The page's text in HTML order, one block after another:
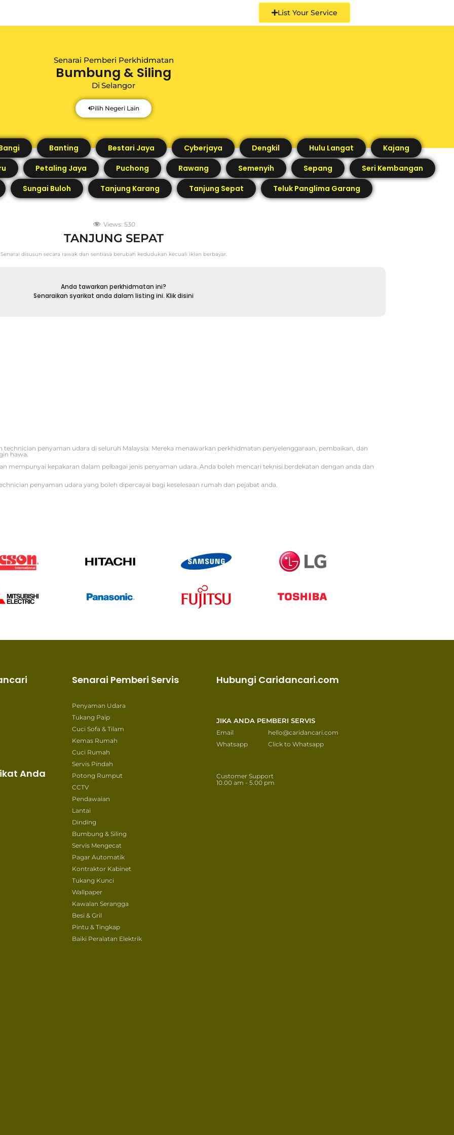
List Your Service
Senarai Pemberi Perkhidmatan
Bumbung & Siling
Di Selangor
Pilih Negeri Lain
Banting Bestari Jaya Cyberjaya Dengkil Hulu Langat
Kajang
Petaling Jaya Puchong Rawang Semenyih Sepang
Seri Kembangan
Sungai Buloh Tanjung Karang Tanjung Sepat Teluk Panglima Garang
Views: 530
TANJUNG SEPAT
Senarai disusun secara rawak dan sentiasa berubah kedudukan kecuali iklan berbayar.
Anda tawarkan perkhidmatan ini?
Senaraikan syarikat anda dalam listing ini. Klik disini
penyaman udara di seluruh Malaysia. Mereka menawarkan perkhidmatan penyelenggaraan, pembaikan, dan
hawa.
mempunyai kepakaran dalam pelbagai jenis penyaman udara. Anda boleh mencari teknisi berdekatan dengan anda dan
penyaman udara yang boleh dipercayai bagi keselesaan rumah dan pejabat anda.
Anda
Senarai Pemberi Servis
Penyaman Udara
Tukang Paip
Cuci Sofa & Tilam
Kemas Rumah
Cuci Rumah
Servis Pindah
Potong Rumput
CCTV
Pendawaian
Lantai
Dinding
Bumbung & Siling
Servis Mengecat
Pagar Automatik
Kontraktor Kabinet
Tukang Kunci
Wallpaper
Kawalan Serangga
Besi & Gril
Pintu & Tingkap
Baiki Peralatan Elektrik
Hubungi Caridancari.com
JIKA ANDA PEMBERI SERVIS
Email
hello@caridancari.com
Whatsapp
Click to Whatsapp
Customer Support
10.00 am - 5.00 pm